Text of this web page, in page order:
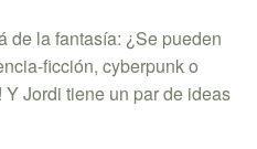
de la fantasía: ¿Se pueden
ficción, cyberpunk o
Y Jordi tiene un par de ideas